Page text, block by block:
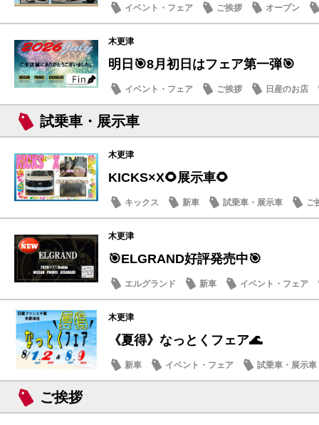
イベント・フェア ご挨拶 オープン
木更津
明日🎯8月初日はフェア第一弾🎯
イベント・フェア ご挨拶 日産のお店
試乗車・展示車
木更津
KICKS×X🌻展示車🌻
キックス 新車 試乗車・展示車 ご
木更津
🎯ELGRAND好評発売中🎯
エルグランド 新車 イベント・フェア
木更津
《夏得》なっとくフェア🌊
新車 イベント・フェア 試乗車・展示車
ご挨拶